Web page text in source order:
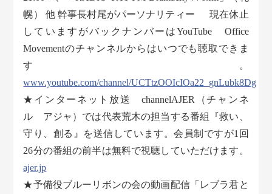
幌） 他 幹事長村尾がパーソナリティー 現在休止
していますがバックナンバーはYouTube Office
Movementのチャンネルからはいつでも聴取できま
す。
www.youtube.com/channel/UCTtzOOIcIOa22_gnLubk8Dg
★インターネット放送 channelAJER（チャンネ
ル アジャ）では代表荒木の担当する番組『救い、
守り、創る』を送信しています。会員制ですが1回
26分の番組の前半は無料で視聴していただけます。
ajer.jp
★予備役ブルーリボンの会の動画配信「レブラ君と